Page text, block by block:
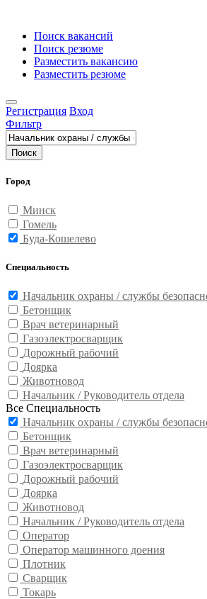
Поиск вакансий
Поиск резюме
Разместить вакансию
Разместить резюме
Регистрация Вход
Фильтр
Поиск
Город
Минск
Гомель
Буда-Кошелево
Специальность
Начальник охраны / службы
Бетонщик
Врач ветеринарный
Газоэлектросварщик
Дорожный рабочий
Доярка
Животновод
Начальник / Руководитель отдела
Все Специальность
Начальник охраны / службы
Бетонщик
Врач ветеринарный
Газоэлектросварщик
Дорожный рабочий
Доярка
Животновод
Начальник / Руководитель отдела
Оператор
Оператор машинного доения
Плотник
Сварщик
Токарь